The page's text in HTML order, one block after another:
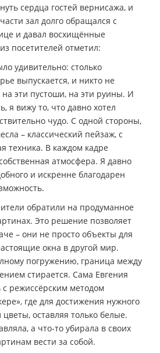
сердца гостей вернисажа, и
зал долго обращался с
и давал восхищённые
посетителей отметил:
удивительно: столько
выпускается, и никто не
эти пустоши, на эти руины. И
я вижу то, что давно хотел
чудо. С одной стороны,
– классический пейзаж, с
техника. В каждом кадре
атмосфера. Я давно
и искренне благодарен
обратили на продуманное
Это решение позволяет
– они не просто объекты для
окна в другой мир.
погружению, граница между
стирается. Сама Евгения
режиссёрским методом
где для достижения нужного
оставляя только белые.
а что-то убирала в своих
вести за собой.